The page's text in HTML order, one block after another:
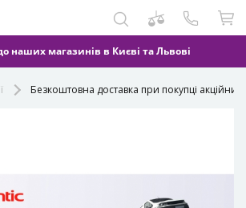
наших магазинів в Києві та Львові
Безкоштовна доставка при покупці акційних